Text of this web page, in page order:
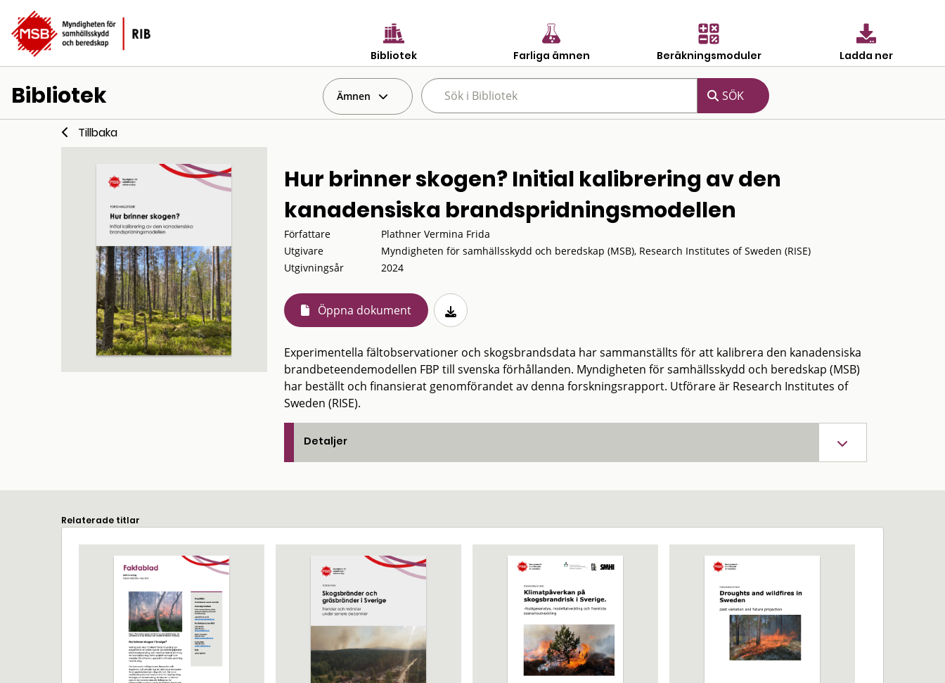
Bibliotek Farliga ämnen Beräkningsmoduler Ladda ner
Bibliotek Ämnen
Tillbaka
Hur brinner skogen? Initial kalibrering av den
kanadensiska brandspridningsmodellen
Författare
Plathner Vermina Frida
Utgivare
Myndigheten för samhällsskydd och beredskap (MSB), Research Institutes of Sweden (RISE)
Utgivningsår
2024
Öppna dokument
Experimentella fältobservationer och skogsbrandsdata har sammanställts för att kalibrera den kanadensiska
brandbeteendemodellen FBP till svenska förhållanden. Myndigheten för samhällsskydd och beredskap (MSB)
har beställt och finansierat genomförandet av denna forskningsrapport. Utförare är Research Institutes of
Sweden (RISE).
Detaljer
Relaterade titlar